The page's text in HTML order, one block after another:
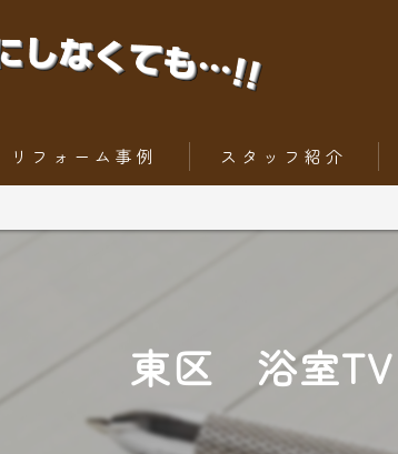
リフォーム事例
ちょっとだけリフォーム
スタッフ紹介
東区 浴室TV